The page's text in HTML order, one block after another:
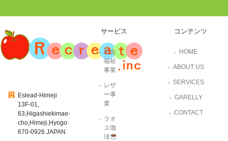
Eslead-Himeji
13F-01,
63,Higashiekimae-
cho,Himeji,Hyogo
670-0926 JAPAN
サービス
社会
福祉
事業
レザ
ー事
業
ラオ
ス珈
琲
コンテンツ
HOME
ABOUT US
SERVICES
GARELLY
CONTACT